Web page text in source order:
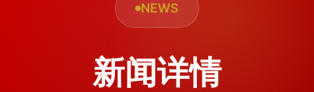
NEWS
新闻详情